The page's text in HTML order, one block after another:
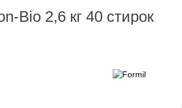
Bio 2,6 кг 40 стирок